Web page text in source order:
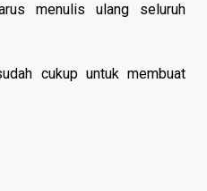
menulis ulang seluruh
cukup untuk membuat